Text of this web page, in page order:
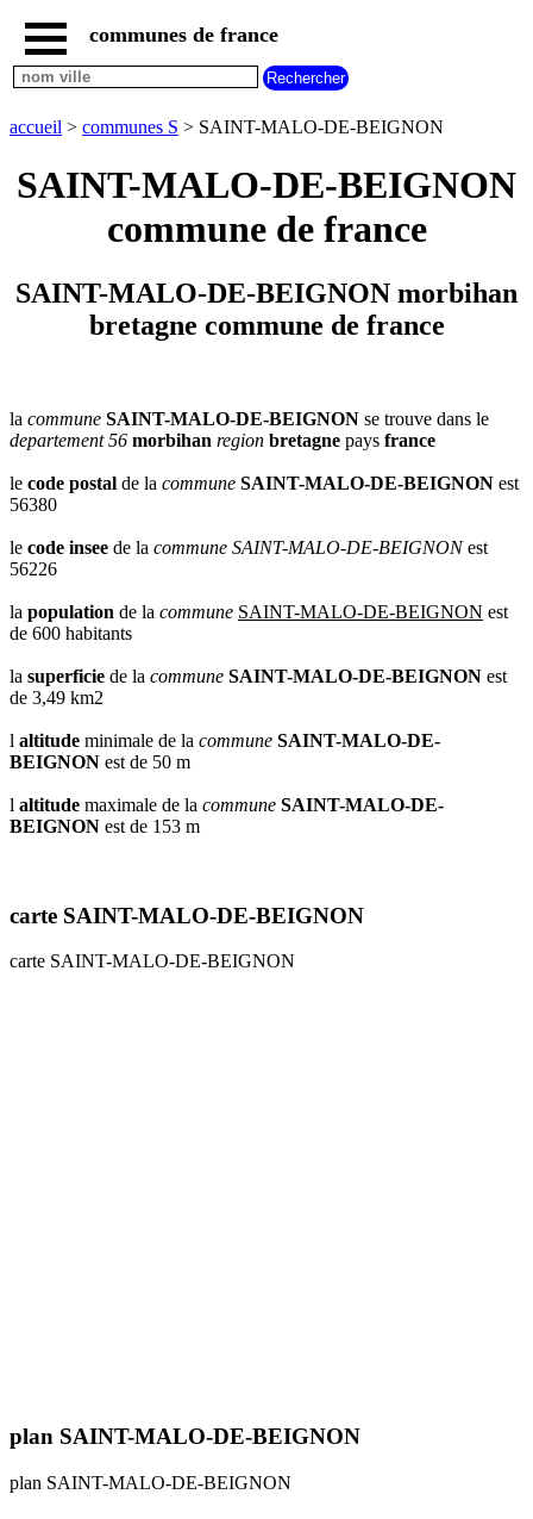
accueil
communes
regions
par
departement
H
K L M
N
O
P Q R S T
U
V
W X Y Z
communes de france
accueil > communes S > SAINT-MALO-DE-BEIGNON
SAINT-MALO-DE-BEIGNON
commune de france
SAINT-MALO-DE-BEIGNON morbihan
bretagne commune de france
la commune SAINT-MALO-DE-BEIGNON se trouve dans le
departement 56 morbihan region bretagne pays france
le code postal de la commune SAINT-MALO-DE-BEIGNON est
56380
le code insee de la commune SAINT-MALO-DE-BEIGNONest
56226
la population de la commune SAINT-MALO-DE-BEIGNON est
de 600 habitants
la superficie de la commune SAINT-MALO-DE-BEIGNON est
de 3,49 km2
l altitude minimale de la commune SAINT-MALO-DE-
BEIGNON est de 50 m
l altitude maximale de la commune SAINT-MALO-DE-
BEIGNON est de 153 m
carte SAINT-MALO-DE-BEIGNON
carte SAINT-MALO-DE-BEIGNON
plan SAINT-MALO-DE-BEIGNON
plan SAINT-MALO-DE-BEIGNON